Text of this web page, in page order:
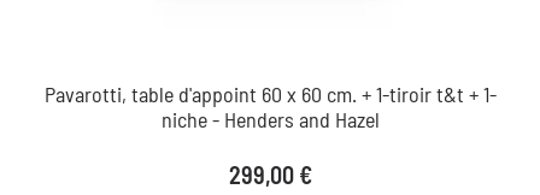
Pavarotti, table d'appoint 60 x 60 cm. + 1-tiroir t&t + 1-
niche - Henders and Hazel
Prix
299,00 €